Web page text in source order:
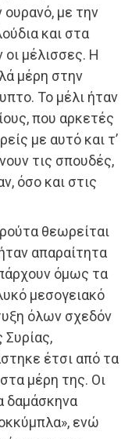
με την
και στα
οι μέλισσες. Η
μέρη στην
Το μέλι ήταν
που αρκετές
με αυτό και τ’
τις σπουδές,
όσο και στις
θεωρείται
απαραίτητα
όμως τα
μεσογειακό
όλων σχεδόν
έτσι από τα
μέρη της. Οι
δαμάσκηνα
ενώ